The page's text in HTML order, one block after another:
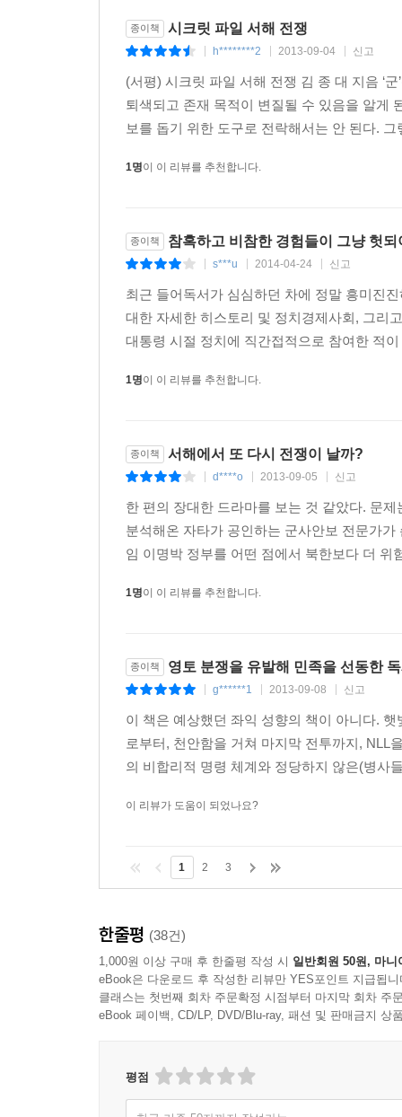
한미연합사에 보냈다. 그러자 월터 샤프는 즉시 “
우리 정부가 미군과 협의 없이 전투기를 동원할
발주하기로 했다”는 더 이상한 발표를 한다. 이
보겠다는 태도였다.
태도에 겁을 먹고 대응하지 못했다”는 보도가 잇
훈련도 1시간 만에 종료되었다. 합참은 그러나 어
서해상 안보 위기 속에서 군이라는 조직은 국가
그래서 북한이 알고, 한국군 관계자들이 아는
영웅시하고, 자신들의 실패와 실수, 무지는 덮는
3. 위기 속에서 실익을 챙기는 각 군의 모습이 생생
첫째, 3군과 해병대는 다른 조직의 전문성을 인
대령 하나에게 육?해군 장성 셋이 지시한다. 그
둘째, 위기 중에도 권력과 명성에 집착하며 자신
과오는 인정하지 않고 모든 잘못을 타 조직에
육본을 여전히 장악한다. 진실은, 은폐된다.
대표적 결과가 ‘서북해역방위사령부’의 창설이
책임자인 양 상황이 호도된다.
서해전쟁은 종식되어야 한다
저자는 서해의 안전이 우리의 삶과 긴밀히 연결
이해해야 한다고 역설한다.
2) 남북한 간 분쟁에 편승한 강대국의 재균형 정책
5) 작전본부와 사령부의 무능 또한 빼놓을 수 없는
6) 안보 실패를 국내 정치적 논란으로 확대한 정
아울러 앞으로의 상황은 더욱 험난하다고 예측
주장하는 저자는 ‘안보 보수’ 세력에 제동을 걸지
동아시아의 정세를 150년 만에 도래한 격변기
목적이다.
종이책 시크릿 파일 서해 전쟁
h********2 2013-09-04 신고
(서평) 시크릿 파일 서해 전쟁 김 종 대 지음 ‘
퇴색되고 존재 목적이 변질될 수 있음을 알게
보를 돕기 위한 도구로 전락해서는 안 된다.
1명이 이 리뷰를 추천합니다.
종이책 참혹하고 비참한 경험들이 그냥 헛
s***u 2014-04-24 신고
최근 들어독서가 심심하던 차에 정말 흥미진
대한 자세한 히스토리 및 정치경제사회, 그리
대통령 시절 정치에 직간접적으로 참여한 적
1명이 이 리뷰를 추천합니다.
종이책 서해에서 또 다시 전쟁이 날까?
d****o 2013-09-05 신고
한 편의 장대한 드라마를 보는 것 같았다. 문
분석해온 자타가 공인하는 군사안보 전문가
임 이명박 정부를 어떤 점에서 북한보다 더
1명이 이 리뷰를 추천합니다.
종이책 영토 분쟁을 유발해 민족을 선동한
g******1 2013-09-08 신고
이 책은 예상했던 좌익 성향의 책이 아니다.
로부터, 천안함을 거쳐 마지막 전투까지, NLL
의 비합리적 명령 체계와 정당하지 않은(병사
이 리뷰가 도움이 되었나요?
1 2 3
한줄평 (38건)
1,000원 이상 구매 후 한줄평 작성 시 일반회원 50원, 마니
eBook은 다운로드 후 작성한 리뷰만 YES포인트 지급됩니
클래스는 첫번째 회차 주문확정 시점부터 마지막 회차 주
eBook 페이백, CD/LP, DVD/Blu-ray, 패션 및 판매금지 상
평점